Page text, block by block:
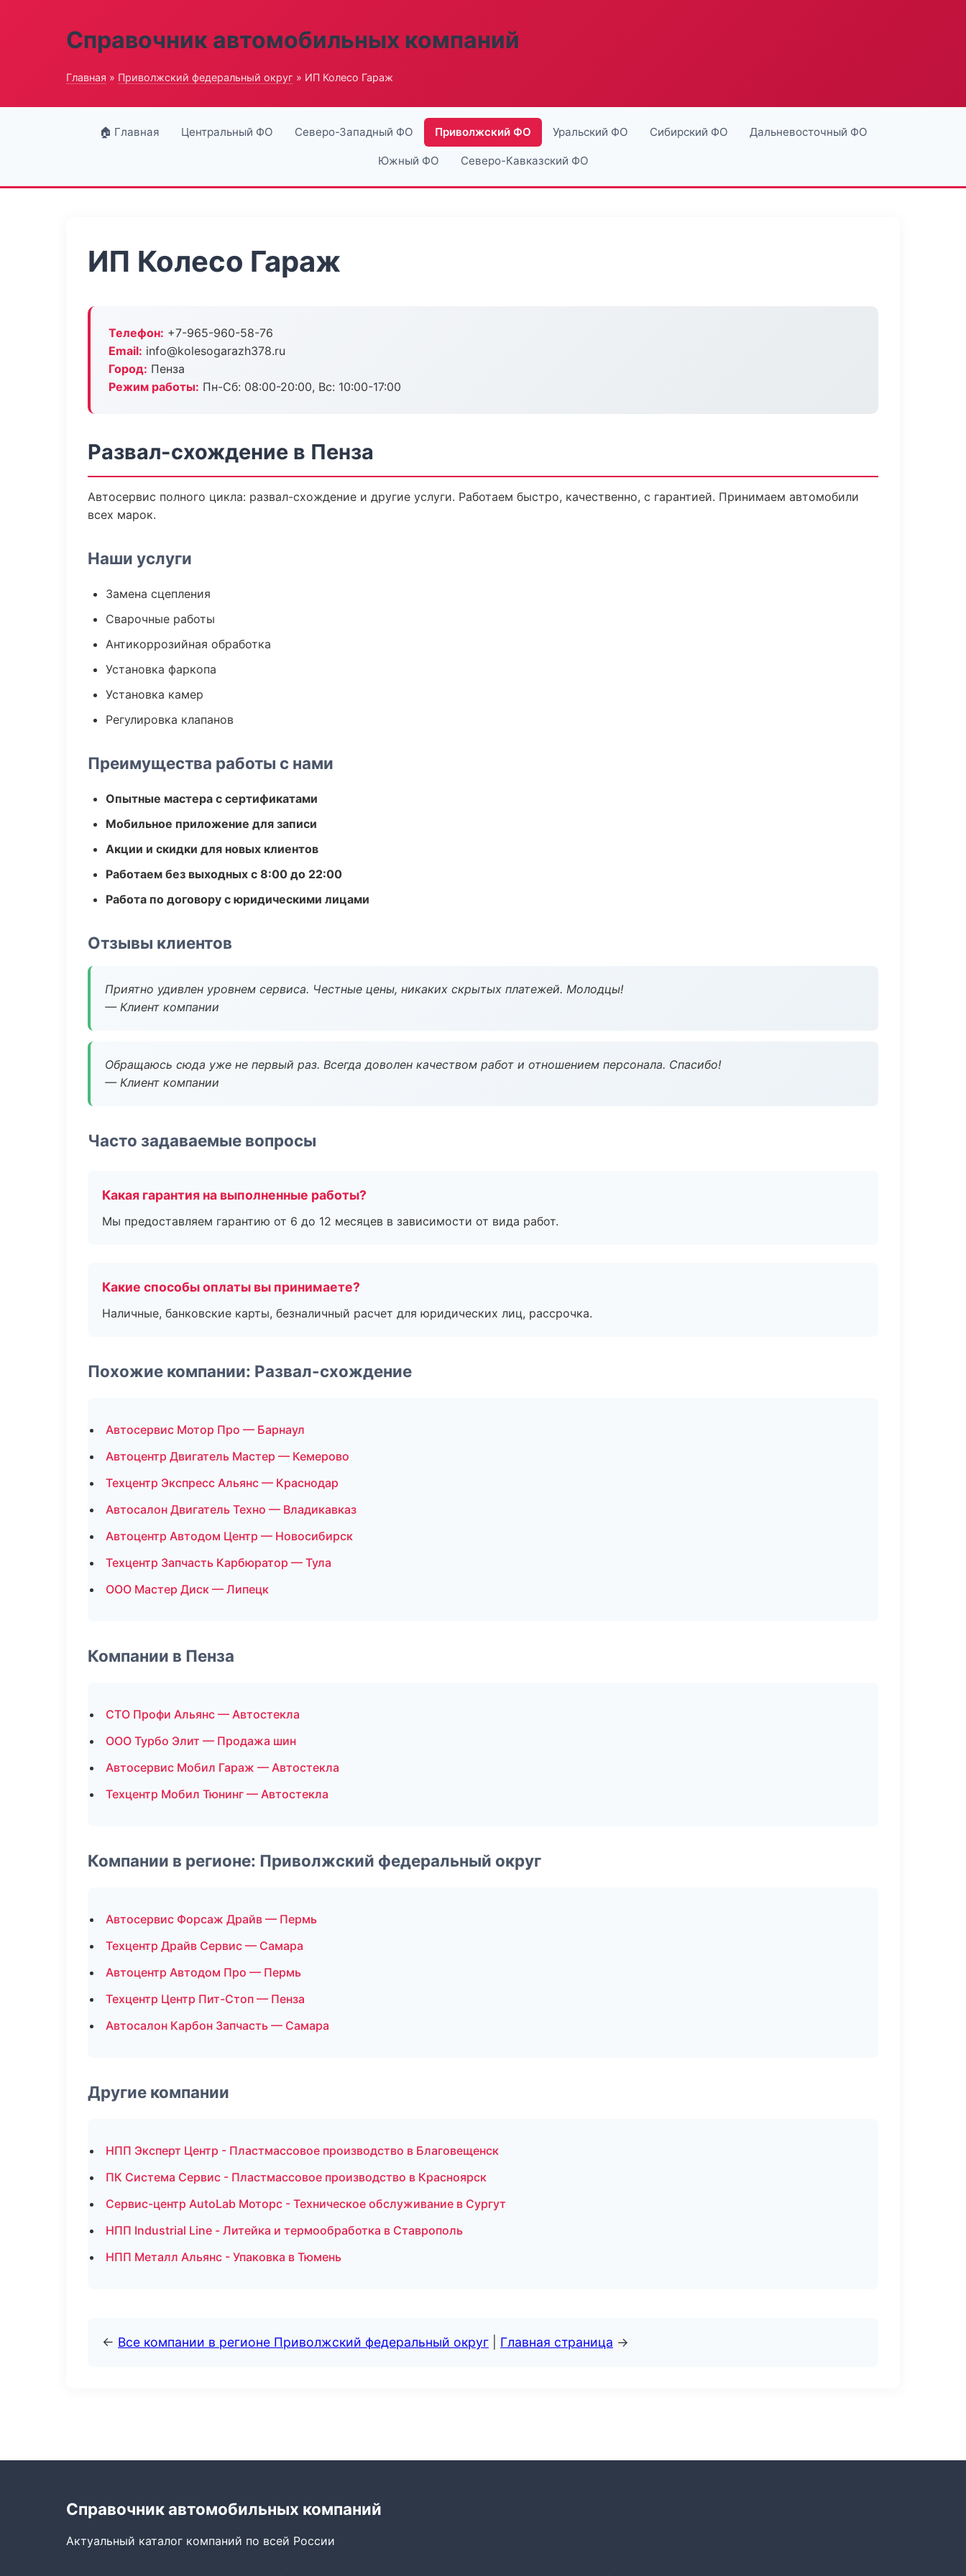
Справочник автомобильных компаний
Главная » Приволжский федеральный округ » ИП Колесо Гараж
🏠 Главная Центральный ФО Северо-Западный ФО Приволжский ФО Уральский ФО Сибирский ФО Дальневосточный ФО
Южный ФО Северо-Кавказский ФО
ИП Колесо Гараж
Телефон: +7-965-960-58-76
Email: info@kolesogarazh378.ru
Город: Пенза
Режим работы: Пн-Сб: 08:00-20:00, Вс: 10:00-17:00
Развал-схождение в Пенза
Автосервис полного цикла: развал-схождение и другие услуги. Работаем быстро, качественно, с гарантией. Принимаем автомобили
всех марок.
Наши услуги
Замена сцепления
Сварочные работы
Антикоррозийная обработка
Установка фаркопа
Установка камер
Регулировка клапанов
Преимущества работы с нами
Опытные мастера с сертификатами
Мобильное приложение для записи
Акции и скидки для новых клиентов
Работаем без выходных с 8:00 до 22:00
Работа по договору с юридическими лицами
Отзывы клиентов
Приятно удивлен уровнем сервиса. Честные цены, никаких скрытых платежей. Молодцы!
— Клиент компании
Обращаюсь сюда уже не первый раз. Всегда доволен качеством работ и отношением персонала. Спасибо!
— Клиент компании
Часто задаваемые вопросы
Какая гарантия на выполненные работы?
Мы предоставляем гарантию от 6 до 12 месяцев в зависимости от вида работ.
Какие способы оплаты вы принимаете?
Наличные, банковские карты, безналичный расчет для юридических лиц, рассрочка.
Похожие компании: Развал-схождение
Автосервис Мотор Про — Барнаул
Автоцентр Двигатель Мастер — Кемерово
Техцентр Экспресс Альянс — Краснодар
Автосалон Двигатель Техно — Владикавказ
Автоцентр Автодом Центр — Новосибирск
Техцентр Запчасть Карбюратор — Тула
ООО Мастер Диск — Липецк
Компании в Пенза
СТО Профи Альянс — Автостекла
ООО Турбо Элит — Продажа шин
Автосервис Мобил Гараж — Автостекла
Техцентр Мобил Тюнинг — Автостекла
Компании в регионе: Приволжский федеральный округ
Автосервис Форсаж Драйв — Пермь
Техцентр Драйв Сервис — Самара
Автоцентр Автодом Про — Пермь
Техцентр Центр Пит-Стоп — Пенза
Автосалон Карбон Запчасть — Самара
Другие компании
НПП Эксперт Центр - Пластмассовое производство в Благовещенск
ПК Система Сервис - Пластмассовое производство в Красноярск
Сервис-центр AutoLab Моторс - Техническое обслуживание в Сургут
НПП Industrial Line - Литейка и термообработка в Ставрополь
НПП Металл Альянс - Упаковка в Тюмень
← Все компании в регионе Приволжский федеральный округ Главная страница →
Справочник автомобильных компаний
Актуальный каталог компаний по всей России